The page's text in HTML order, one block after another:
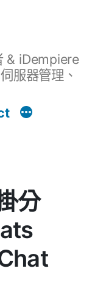
& iDempiere
服器管理、
分